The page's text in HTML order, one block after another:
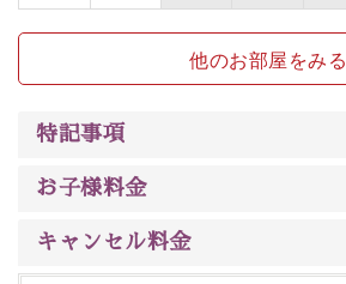
他のお部屋をみる
特記事項
お子様料金
キャンセル料金